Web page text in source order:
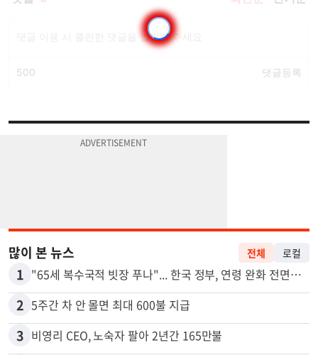
많이 본 뉴스 전체 로컬
1 "65세 복수국적 빗장 푸나"... 한국 정부, 연령 완화 전면 추진
2 5주간 차 안 몰면 최대 600불 지급
3 비영리 CEO, 노숙자 팔아 2년간 165만불